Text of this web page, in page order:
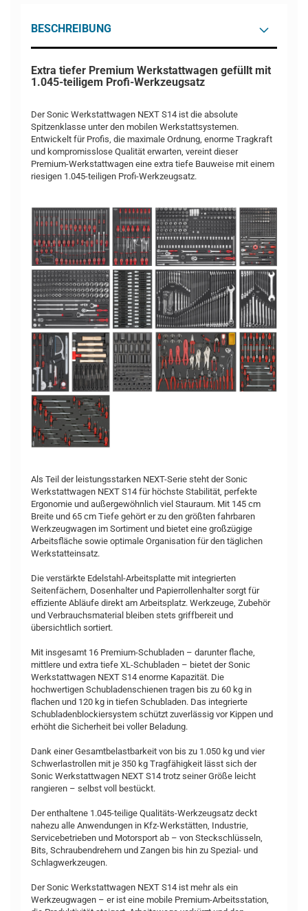
BESCHREIBUNG
Extra tiefer Premium Werkstattwagen gefüllt mit
1.045-teiligem Profi-Werkzeugsatz
Der Sonic Werkstattwagen NEXT S14 ist die absolute
Spitzenklasse unter den mobilen Werkstattsystemen.
Entwickelt für Profis, die maximale Ordnung, enorme Tragkraft
und kompromisslose Qualität erwarten, vereint dieser
Premium-Werkstattwagen eine extra tiefe Bauweise mit einem
riesigen 1.045-teiligen Profi-Werkzeugsatz.
Als Teil der leistungsstarken NEXT-Serie steht der Sonic
Werkstattwagen NEXT S14 für höchste Stabilität, perfekte
Ergonomie und außergewöhnlich viel Stauraum. Mit 145 cm
Breite und 65 cm Tiefe gehört er zu den größten fahrbaren
Werkzeugwagen im Sortiment und bietet eine großzügige
Arbeitsfläche sowie optimale Organisation für den täglichen
Werkstatteinsatz.
Die verstärkte Edelstahl-Arbeitsplatte mit integrierten
Seitenfächern, Dosenhalter und Papierrollenhalter sorgt für
effiziente Abläufe direkt am Arbeitsplatz. Werkzeuge, Zubehör
und Verbrauchsmaterial bleiben stets griffbereit und
übersichtlich sortiert.
Mit insgesamt 16 Premium-Schubladen – darunter flache,
mittlere und extra tiefe XL-Schubladen – bietet der Sonic
Werkstattwagen NEXT S14 enorme Kapazität. Die
hochwertigen Schubladenschienen tragen bis zu 60 kg in
flachen und 120 kg in tiefen Schubladen. Das integrierte
Schubladenblockiersystem schützt zuverlässig vor Kippen und
erhöht die Sicherheit bei voller Beladung.
Dank einer Gesamtbelastbarkeit von bis zu 1.050 kg und vier
Schwerlastrollen mit je 350 kg Tragfähigkeit lässt sich der
Sonic Werkstattwagen NEXT S14 trotz seiner Größe leicht
rangieren – selbst voll bestückt.
Der enthaltene 1.045-teilige Qualitäts-Werkzeugsatz deckt
nahezu alle Anwendungen in Kfz-Werkstätten, Industrie,
Servicebetrieben und Motorsport ab – von Steckschlüsseln,
Bits, Schraubendrehern und Zangen bis hin zu Spezial- und
Schlagwerkzeugen.
Der Sonic Werkstattwagen NEXT S14 ist mehr als ein
Werkzeugwagen – er ist eine mobile Premium-Arbeitsstation,